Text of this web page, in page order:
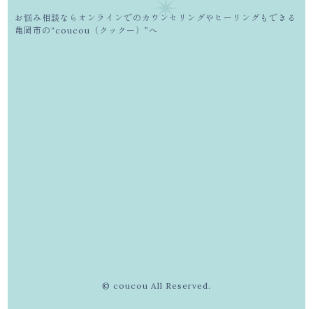
お悩み相談ならオンラインでのカウンセリングやヒーリングもできる
亀岡市の“coucou（クックー）”へ
© coucou All Reserved.